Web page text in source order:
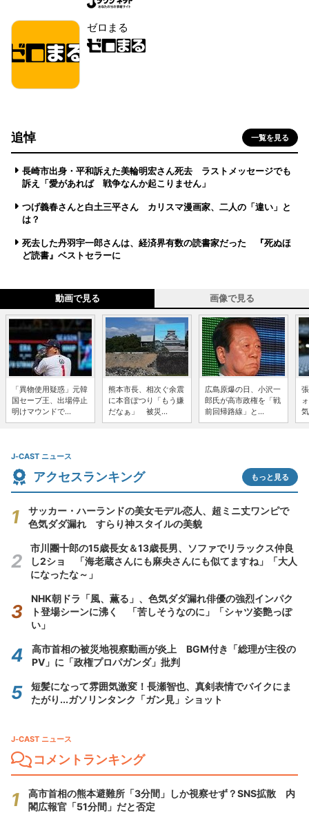
ゼロまる
追悼 一覧を見る
長崎市出身・平和訴えた美輪明宏さん死去 ラストメッセージでも
訴え「愛があれば 戦争なんか起こりません」
つげ義春さんと白土三平さん カリスマ漫画家、二人の「違い」と
は？
死去した丹羽宇一郎さんは、経済界有数の読書家だった 『死ぬほ
ど読書』ベストセラーに
動画で見る 画像で見る
「異物使用疑惑」元韓
国セーブ王、出場停止
明けマウンドで...
熊本市長、相次ぐ余震
に本音ぽつり「もう嫌
だなぁ」 被災...
広島原爆の日、小沢一
郎氏が高市政権を「戦
前回帰路線」と...
J-CAST ニュース
アクセスランキング もっと見る
サッカー・ハーランドの美女モデル恋人、超ミニ丈ワンピで
色気ダダ漏れ すらり神スタイルの美貌
市川團十郎の15歳長女＆13歳長男、ソファでリラックス仲良
し2ショ 「海老蔵さんにも麻央さんにも似てますね」「大人
になったな～」
NHK朝ドラ「風、薫る」、色気ダダ漏れ俳優の強烈インパク
ト登場シーンに沸く 「苦しそうなのに」「シャツ姿艶っぽ
い」
高市首相の被災地視察動画が炎上 BGM付き「総理が主役の
PV」に「政権プロパガンダ」批判
短髪になって雰囲気激変！長瀬智也、真剣表情でバイクにま
たがり...ガソリンタンク「ガン見」ショット
J-CAST ニュース
コメントランキング
高市首相の熊本避難所「3分間」しか視察せず？SNS拡散 内
閣広報官「51分間」だと否定